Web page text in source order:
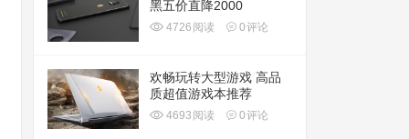
黑五价直降2000
4726 阅读 0评论
欢畅玩转大型游戏 高品
质超值游戏本推荐
4693 阅读 0评论